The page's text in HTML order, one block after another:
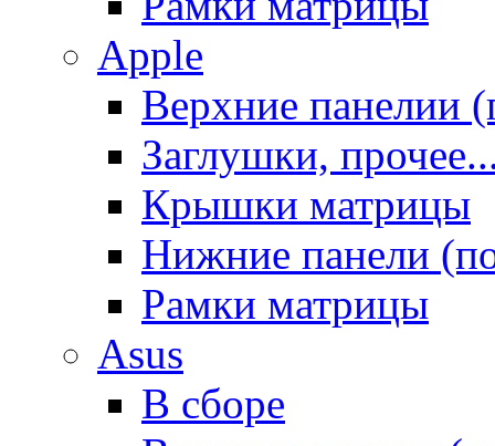
Apple
Верхние панелии
Заглушки,
Крышки матрицы
Нижние панели
Рамки матрицы
Asus
В сборе